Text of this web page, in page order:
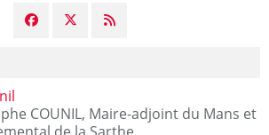
COUNIL, Maire-adjoint du Mans et